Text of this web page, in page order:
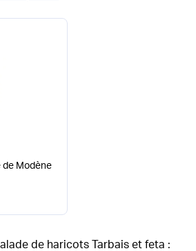
de Modène
de haricots Tarbais et feta :